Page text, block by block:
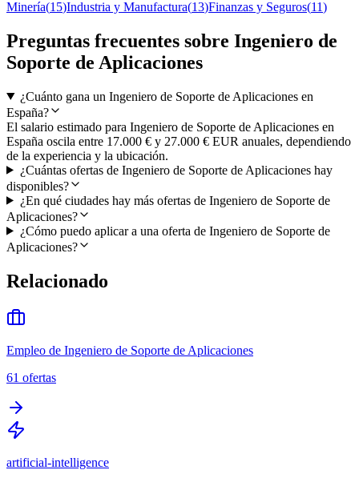
Minería(15)Industria y Manufactura(13)Finanzas y Seguros(11)
Preguntas frecuentes sobre Ingeniero de
Soporte de Aplicaciones
¿Cuánto gana un Ingeniero de Soporte de Aplicaciones en
España?
El salario estimado para Ingeniero de Soporte de Aplicaciones en
España oscila entre 17.000 € y 27.000 € EUR anuales, dependiendo
de la experiencia y la ubicación.
¿Cuántas ofertas de Ingeniero de Soporte de Aplicaciones hay
disponibles?
¿En qué ciudades hay más ofertas de Ingeniero de Soporte de
Aplicaciones?
¿Cómo puedo aplicar a una oferta de Ingeniero de Soporte de
Aplicaciones?
Relacionado
Empleo de Ingeniero de Soporte de Aplicaciones
61 ofertas
artificial-intelligence